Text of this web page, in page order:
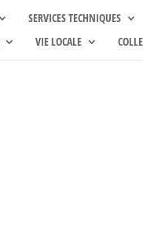
SERVICES TECHNIQUES
VIE LOCALE